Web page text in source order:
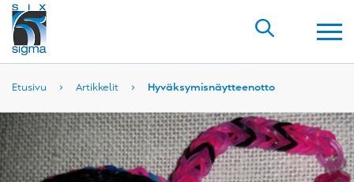
Etusivu › Artikkelit › Hyväksymisnäytteenotto